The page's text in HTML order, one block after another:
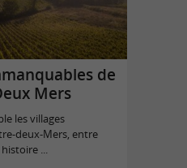
de
Mers
les villages
deux-Mers, entre
...